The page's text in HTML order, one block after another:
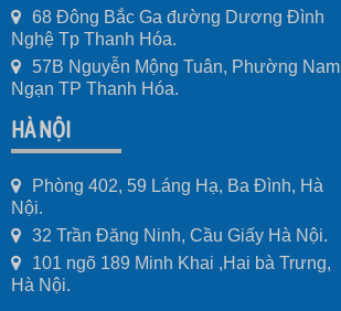
68 Đông Bắc Ga đường Dương Đình
Nghệ Tp Thanh Hóa.
57B Nguyễn Mộng Tuân, Phường Nam
Ngạn TP Thanh Hóa.
HÀ NỘI
Phòng 402, 59 Láng Hạ, Ba Đình, Hà
Nội.
32 Trần Đăng Ninh, Cầu Giấy Hà Nội.
101 ngõ 189 Minh Khai ,Hai bà Trưng,
Hà Nội.